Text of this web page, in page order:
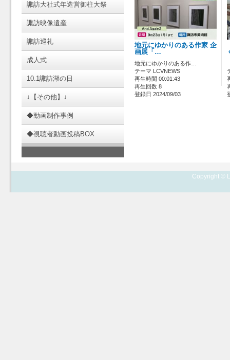
諏訪大社式年造営御柱大祭
諏訪映像遺産
諏訪巡礼
成人式
10.1諏訪湖の日
↓【その他】↓
◆動画制作事例
◆視聴者動画投稿BOX
地元にゆかりのある作家 企
画展「…
地元にゆかりのある作…
テーマ LCVNEWS
再生時間 00:01:43
再生回数 8
登録日 2024/09/03
Copyright ©